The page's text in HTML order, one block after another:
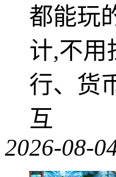
都能玩
计,不用
行、货
互
2026-08-